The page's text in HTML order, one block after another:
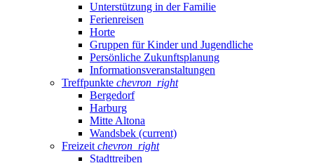
Unterstützung in der Familie
Ferienreisen
Horte
Gruppen für Kinder und Jugendliche
Persönliche Zukunftsplanung
Informationsveranstaltungen
Treffpunkte chevron_right
Bergedorf
Harburg
Mitte Altona
Wandsbek (current)
Freizeit chevron_right
Stadttreiben